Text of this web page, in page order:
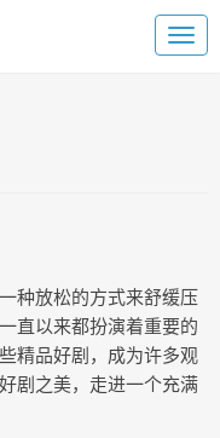
种放松的方式来舒缓压
直以来都扮演着重要的
精品好剧，成为许多观
剧之美，走进一个充满